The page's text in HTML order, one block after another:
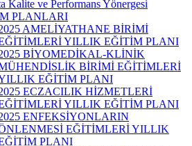
Kalite ve Performans Yönergesi
PLANLARI
AMELİYATHANE BİRİMİ
YILLIK EĞİTİM PLANI
BİYOMEDİKAL-KLİNİK
BİRİMİ EĞİTİMLERİ
EĞİTİM PLANI
ECZACILIK HİZMETLERİ
YILLIK EĞİTİM PLANI
ENFEKSİYONLARIN
EĞİTİMLERİ YILLIK
PLANI